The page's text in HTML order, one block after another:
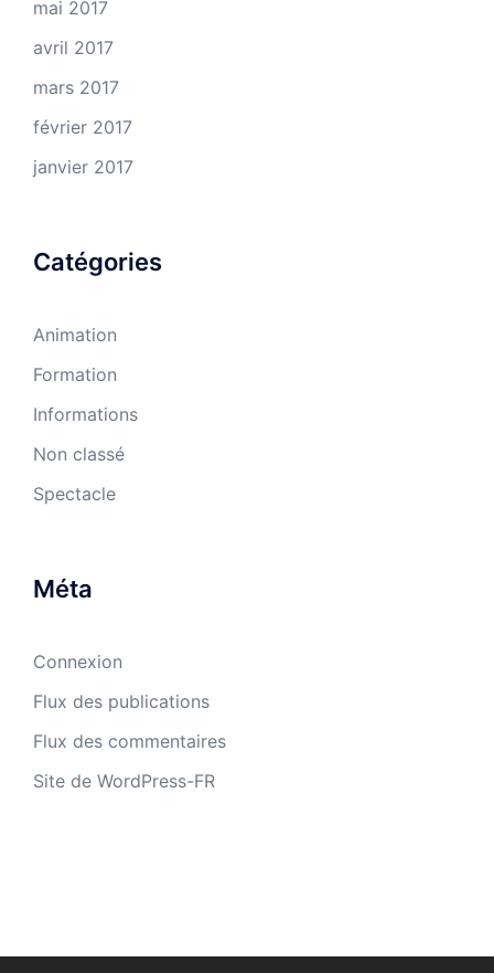
mai 2017
avril 2017
mars 2017
février 2017
janvier 2017
Catégories
Animation
Formation
Informations
Non classé
Spectacle
Méta
Connexion
Flux des publications
Flux des commentaires
Site de WordPress-FR